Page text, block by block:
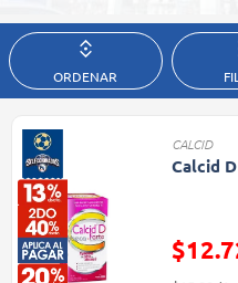
ORDENAR
CALCID
Calcid